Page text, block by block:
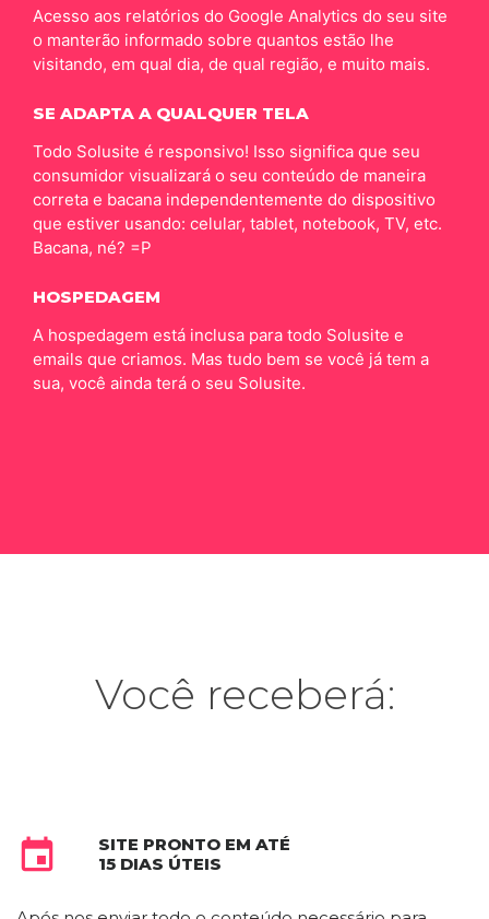
Acesso aos relatórios do Google Analytics do seu site
o manterão informado sobre quantos estão lhe
visitando, em qual dia, de qual região, e muito mais.
SE ADAPTA A QUALQUER TELA
Todo Solusite é responsivo! Isso significa que seu
consumidor visualizará o seu conteúdo de maneira
correta e bacana independentemente do dispositivo
que estiver usando: celular, tablet, notebook, TV, etc.
Bacana, né? =P
HOSPEDAGEM
A hospedagem está inclusa para todo Solusite e
emails que criamos. Mas tudo bem se você já tem a
sua, você ainda terá o seu Solusite.
Você receberá:

SITE PRONTO EM ATÉ
15 DIAS ÚTEIS